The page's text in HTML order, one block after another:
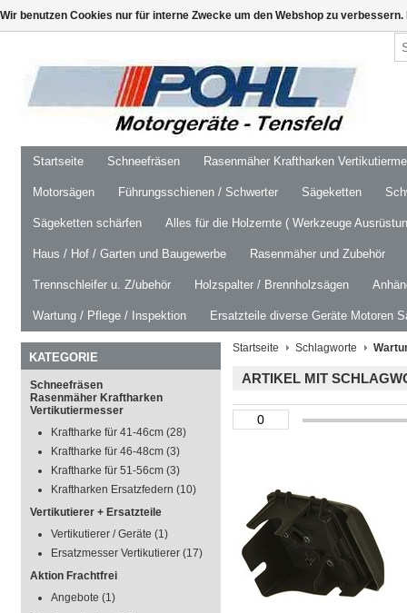
Startseite Schneefräsen Rasenmäher Kraftharken
Motorsägen Führungsschienen / Schwerter Sägeketten
Sägeketten schärfen Alles für die Holzernte ( Werkzeuge
Haus / Hof / Garten und Baugewerbe Rasenmäher und Zubehör
Trennschleifer u. Z/ubehör Holzspalter / Brennholzsägen
Wartung / Pflege / Inspektion Ersatzteile diverse Geräte Motoren
KATEGORIE
Schneefräsen
Rasenmäher Kraftharken
Vertikutiermesser
Kraftharke für 41-46cm (28)
Kraftharke für 46-48cm (3)
Kraftharke für 51-56cm (3)
Kraftharken Ersatzfedern (10)
Vertikutierer + Ersatzteile
Vertikutierer / Geräte (1)
Ersatzmesser Vertikutierer (17)
Aktion Frachtfrei
Angebote (1)
Startseite Schlagworte
ARTIKEL MIT
Wir benutzen Cookies nur für interne Zwecke um den Webshop zu